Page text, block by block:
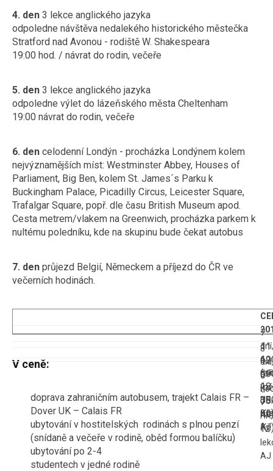
4. den 3 lekce anglického jazyka
odpoledne návštěva nedalekého historického městečka
Stratford nad Avonou - rodiště W. Shakespeara
19:00 hod. / návrat do rodin, večeře
5. den 3 lekce anglického jazyka
odpoledne výlet do lázeňského města Cheltenham
19:00 návrat do rodin, večeře
6. den celodenní Londýn - procházka Londýnem kolem
nejvýznamějších míst: Westminster Abbey, Houses of
Parliament, Big Ben, kolem St. James´s Parku k
Buckingham Palace, Picadilly Circus, Leicester Square,
Trafalgar Square, popř. dle času British Museum apod.
Cesta metrem/vlakem na Greenwich, procházka parkem k
nultému poledníku, kde na skupinu bude čekat autobus
7. den průjezd Belgií, Německem a příjezd do ČR ve
večerních hodinách.
7
dní,
4
v
HR,
9
AJ
8
dní,
5
v
HR,
12
AJ
11
12
V ceně:
doprava zahraničním autobusem, trajekt Calais FR –
Dover UK – Calais FR
ubytování v hostitelských rodinách s plnou penzí
(snídaně a večeře v rodině, oběd formou balíčku)
ubytování po 2-4
studentech v jedné rodině